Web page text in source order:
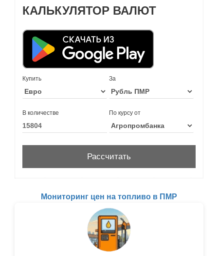
КАЛЬКУЛЯТОР ВАЛЮТ
Купить За
В количестве По курсу от
Мониторинг цен на топливо в ПМР